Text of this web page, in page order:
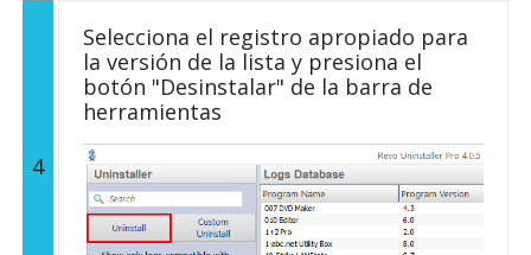
4
Selecciona el registro apropiado para
la versión de la lista y presiona el
botón "Desinstalar" de la barra de
herramientas